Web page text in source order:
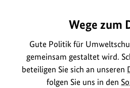
Wege zum
Gute Politik für
gemeinsam gestaltet wird.
beteiligen Sie sich an unseren
folgen Sie uns in den